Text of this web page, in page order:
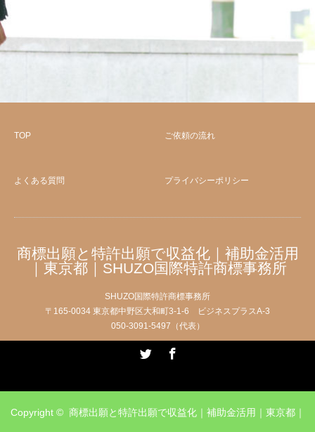
TOP ご依頼の流れ
よくある質問 プライバシーポリシー
商標出願と特許出願で収益化｜補助金活用
｜東京都｜SHUZO国際特許商標事務所
SHUZO国際特許商標事務所
〒165-0034 東京都中野区大和町3-1-6 ビジネスプラスA-3
050-3091-5497（代表）
Copyright © 商標出願と特許出願で収益化｜補助金活用｜東京都｜